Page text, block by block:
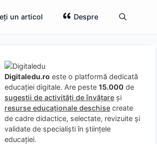
un articol Despre
Digitaledu.ro este o platformă dedicată
educației digitale. Are peste 15.000 de
sugestii de activități de învățare și
resurse educaționale deschise create
de cadre didactice, selectate, revizuite și
validate de specialiști în științele
educației.